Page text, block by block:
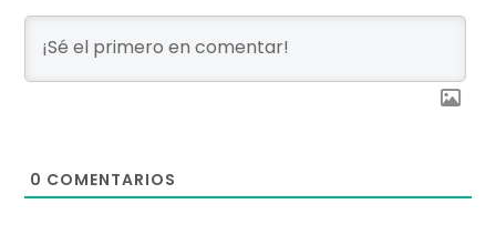
0 COMENTARIOS